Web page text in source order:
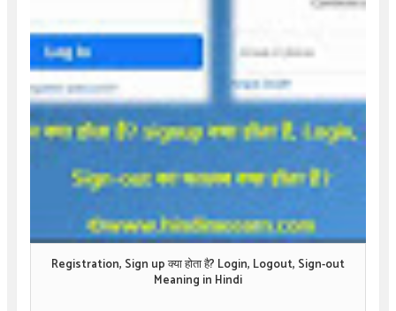
Registration, Sign up क्या होता है? Login, Logout, Sign-out
Meaning in Hindi